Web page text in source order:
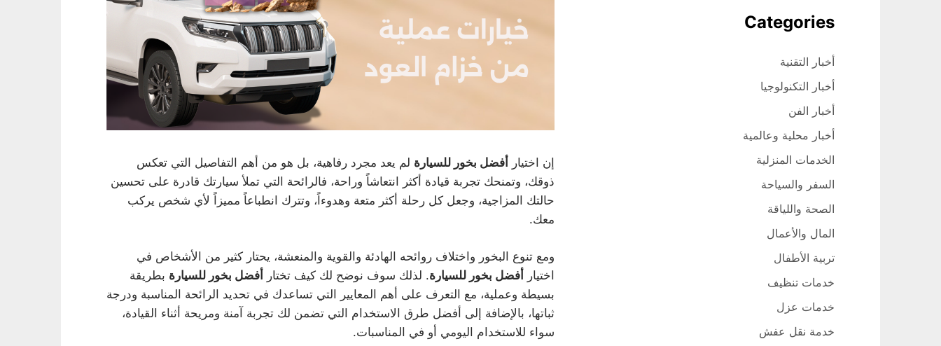
إن اختيار أفضل بخور للسيارة لم يعد مجرد رفاهية، بل هو من أهم التفاصيل التي تعكس
ذوقك، وتمنحك تجربة قيادة أكثر انتعاشاً وراحة، فالرائحة التي تملأ سيارتك قادرة على تحسين
حالتك المزاجية، وجعل كل رحلة أكثر متعة وهدوءاً، وتترك انطباعاً مميزاً لأي شخص يركب
معك.
ومع تنوع البخور واختلاف روائحه الهادئة والقوية والمنعشة، يحتار كثير من الأشخاص في
اختيار أفضل بخور للسيارة. لذلك سوف نوضح لك كيف تختار أفضل بخور للسيارة بطريقة
بسيطة وعملية، مع التعرف على أهم المعايير التي تساعدك في تحديد الرائحة المناسبة ودرجة
ثباتها، بالإضافة إلى أفضل طرق الاستخدام التي تضمن لك تجربة آمنة ومريحة أثناء القيادة،
سواء للاستخدام اليومي أو في المناسبات.
Categories
أخبار التقنية
أخبار التكنولوجيا
أخبار الفن
أخبار محلية وعالمية
الخدمات المنزلية
السفر والسياحة
الصحة واللياقة
المال والأعمال
تربية الأطفال
خدمات تنظيف
خدمات عزل
خدمة نقل عفش